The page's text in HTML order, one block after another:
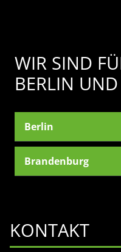
WIR SIND
BERLIN
Berlin
Brandenburg
KONTAKT